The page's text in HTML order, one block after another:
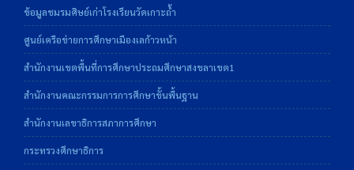
ข้อมูลชมรมศิษย์เก่าโรงเรียนวัดเกาะถ้ำ
ศูนย์เครือข่ายการศึกษาเมืองเลก้าวหน้า
สำนักงานเขตพื้นที่การศึกษาประถมศึกษาสงขลาเขต1
สำนักงานคณะกรรมการการศึกษาขั้นพื้นฐาน
สำนักงานเลขาธิการสภาการศึกษา
กระทรวงศึกษาธิการ